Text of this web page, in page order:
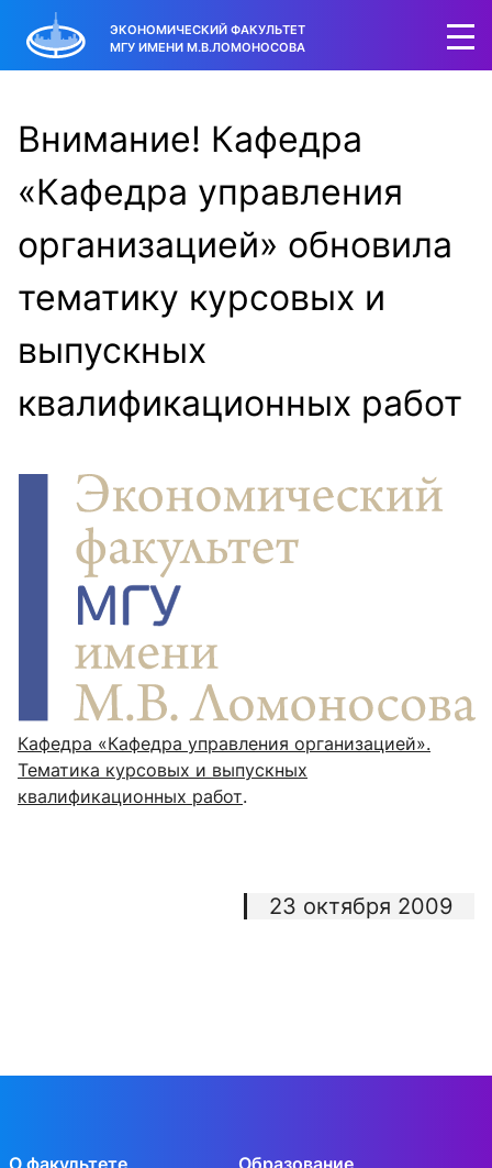
ЭКОНОМИЧЕСКИЙ ФАКУЛЬТЕТ
МГУ ИМЕНИ М.В.ЛОМОНОСОВА
Внимание! Кафедра
«Кафедра управления
организацией» обновила
тематику курсовых и
выпускных
квалификационных работ
Кафедра «Кафедра управления организацией».
Тематика курсовых и выпускных
квалификационных работ.
23 октября 2009